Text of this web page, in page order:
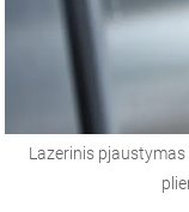
Lazerinis